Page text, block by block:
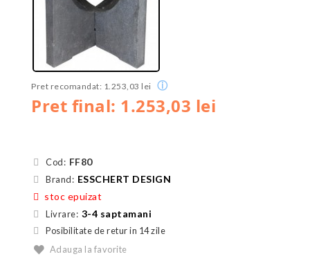
Pret final: 1.253,03 lei
Pret recomandat: 1.253,03 lei ⓘ
Cod: FF80
Brand: ESSCHERT DESIGN
stoc epuizat
Livrare: 3-4 saptamani
Posibilitate de retur in 14 zile
Adauga la favorite